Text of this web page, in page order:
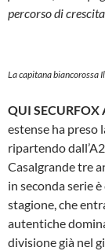
percorso di
La capitana biancorossa
QUI SECURFOX
estense ha preso
ripartendo
Casalgrande tre
in seconda serie
stagione, che
autentiche
divisione già nel